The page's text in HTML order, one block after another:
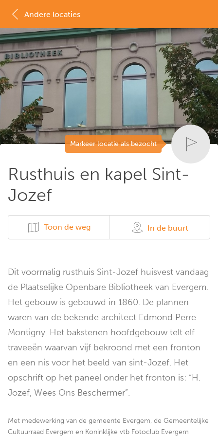
Markeer locatie als bezocht
Rusthuis en kapel Sint-
Jozef
Toon de weg In de buurt
Dit voormalig rusthuis Sint-Jozef huisvest vandaag
de Plaatselijke Openbare Bibliotheek van Evergem.
Het gebouw is gebouwd in 1860. De plannen
waren van de bekende architect Edmond Perre
Montigny. Het bakstenen hoofdgebouw telt elf
traveeën waarvan vijf bekroond met een fronton
en een nis voor het beeld van sint-Jozef. Het
opschrift op het paneel onder het fronton is: “H.
Jozef, Wees Ons Beschermer”.
Met medewerking van de gemeente Evergem, de Gemeentelijke
Cultuurraad Evergem en Koninklijke vtb Fotoclub Evergem
Andere locaties
MAP LIJST